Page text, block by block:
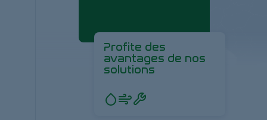
Profite des
avantages de nos
solutions